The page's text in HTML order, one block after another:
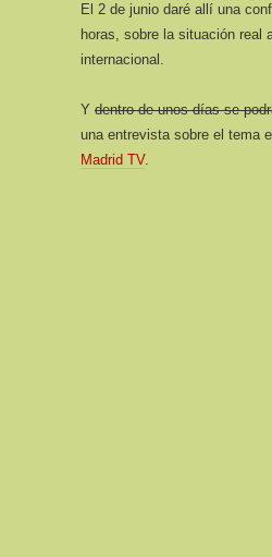
El 2 de junio daré allí una
horas, sobre la situación real
internacional.
Y dentro de unos días se
una entrevista sobre el tema
Madrid TV.